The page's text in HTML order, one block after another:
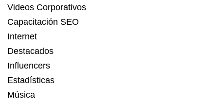
Videos Corporativos
Capacitación SEO
Internet
Destacados
Influencers
Estadísticas
Música